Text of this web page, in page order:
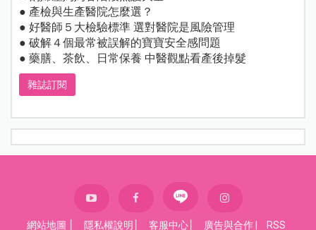
● 產檢與生產醫院怎麼選？
● 好醫師５大檢驗標準 選對醫院是風險管理
● 破解４個最常被誤解的寶寶安全感問題
● 藥膳、茶飲、日常保養 中醫觀點看產後掉髮
雜誌訂閱
網站地圖 隱私權說明 客服中心 廣告與合作 RSS